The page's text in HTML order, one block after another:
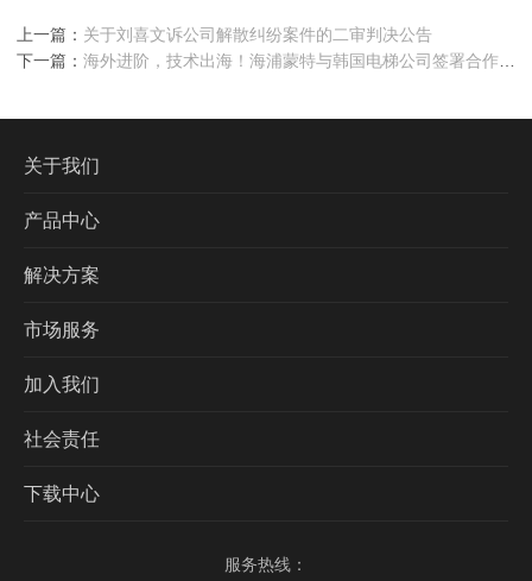
上一篇： 关于刘喜文诉公司解散纠纷案件的二审判决公告
下一篇： 海外进阶，技术出海！海浦蒙特与韩国电梯公司签署合作协
关于我们
产品中心
解决方案
市场服务
加入我们
社会责任
下载中心
服务热线：